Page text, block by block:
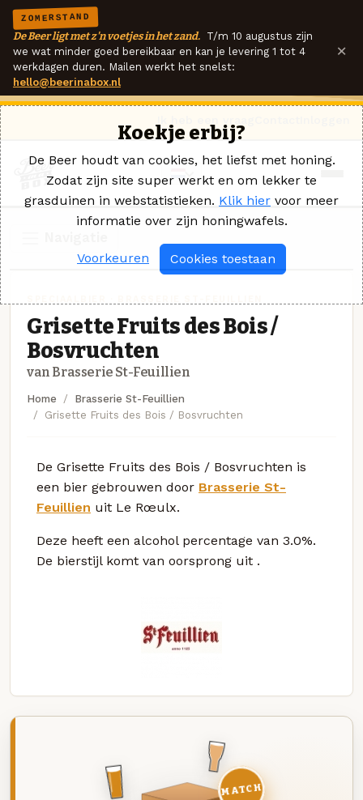
ZOMERSTAND
De Beer ligt met z'n voetjes in het zand. T/m 10 augustus zijn
we wat minder goed bereikbaar en kan je levering 1 tot 4
werkdagen duren. Mailen werkt het snelst:
hello@beerinabox.nl
×
Grisette Fruits des Bois /
Bosvruchten
van Brasserie St-Feuillien
Home
Brasserie St-Feuillien
Grisette Fruits des Bois / Bosvruchten
De Grisette Fruits des Bois / Bosvruchten is
een bier gebrouwen door Brasserie St-
Feuillien uit Le Rœulx.
Deze heeft een alcohol percentage van 3.0%.
De bierstijl komt van oorsprong uit .
MATCH
Koekje erbij?
De Beer houdt van cookies, het liefst met honing.
Zodat zijn site super werkt en om lekker te
grasduinen in webstatistieken. Klik hier voor meer
informatie over zijn honingwafels.
Voorkeuren Cookies toestaan